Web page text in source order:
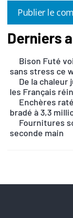
A
e
r
a
Derniers
Bison Futé
sans stress ce
De la chaleur
les Français
Enchères
bradé à 3,3
Fournitures
seconde main